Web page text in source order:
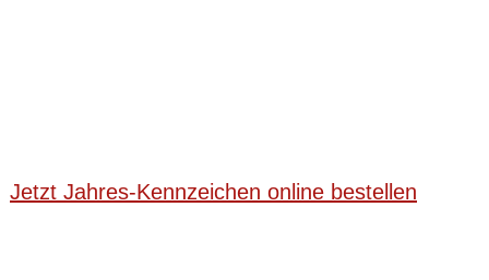
Jetzt Jahres-Kennzeichen online bestellen